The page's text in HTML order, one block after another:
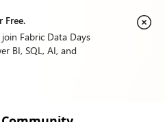
Free.
Fabric Data Days
BI, SQL, AI, and